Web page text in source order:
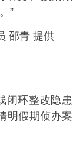
”
闭环整改隐患
明假期侦办案